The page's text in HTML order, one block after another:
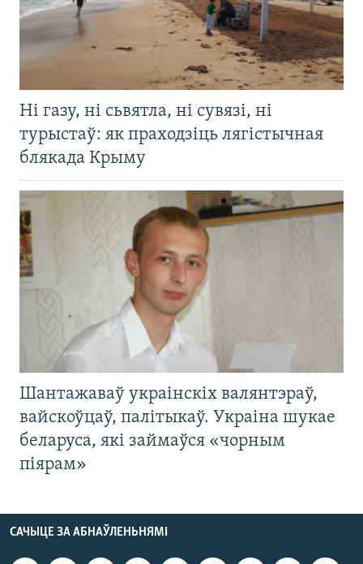
Ні газу, ні сьвятла, ні сувязі, ні
турыстаў: як праходзіць лягістычная
блякада Крыму
Шантажаваў украінскіх валянтэраў,
вайскоўцаў, палітыкаў. Украіна шукае
беларуса, які займаўся «чорным
піярам»
САЧЫЦЕ ЗА АБНАЎЛЕНЬНЯМІ